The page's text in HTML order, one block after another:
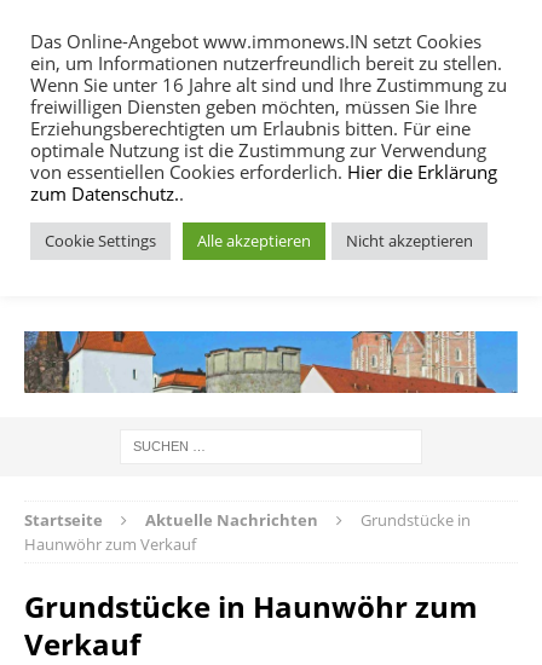
MENU
Startseite Aktuelle Nachrichten
Grundstücke in
Haunwöhr zum Verkauf
Grundstücke in Haunwöhr zum
Verkauf
Das Online-Angebot www.immonews.IN setzt Cookies
ein, um Informationen nutzerfreundlich bereit zu stellen.
Wenn Sie unter 16 Jahre alt sind und Ihre Zustimmung zu
freiwilligen Diensten geben möchten, müssen Sie Ihre
Erziehungsberechtigten um Erlaubnis bitten. Für eine
optimale Nutzung ist die Zustimmung zur Verwendung
von essentiellen Cookies erforderlich. Hier die Erklärung
zum Datenschutz..
Cookie Settings Alle akzeptieren Nicht akzeptieren